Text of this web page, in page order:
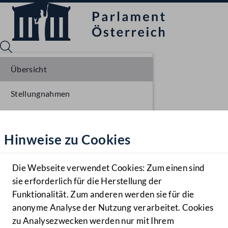
Hilfe
Benutzer
Navigationsmenü öffnen
MENÜ
Hinweise zu Cookies
Die Webseite verwendet Cookies: Zum einen sind
sie erforderlich für die Herstellung der
Funktionalität. Zum anderen werden sie für die
anonyme Analyse der Nutzung verarbeitet. Cookies
zu Analysezwecken werden nur mit Ihrem
Übersicht
Stellungnahmen
Einbringung NR
Erste Lesung NR
Ausschussberatungen NR